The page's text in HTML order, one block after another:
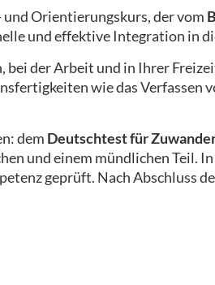
Orientierungskurs, der vom
und effektive Integration in
der Arbeit und in Ihrer
wie das Verfassen
dem Deutschtest für
und einem mündlichen Teil.
geprüft. Nach Abschluss